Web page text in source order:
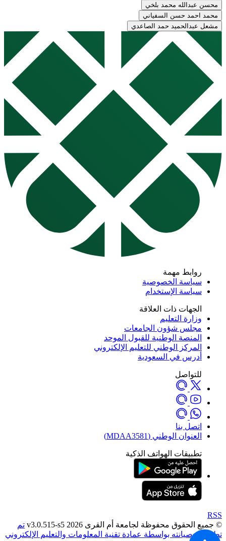
محسن عبدالله محمد بلخي
محمد احمد حسن السفياني
مشعل عبدالحميد حمد الصاعدي
روابط مهمة
سياسة الخصوصية
سياسة الإستخدام
الجهات ذات العلاقة
وزارة التعليم
مجلس شؤون الجامعات
المنصة الوطنية للقبول الموحد
المركز الوطني للتعليم الإلكتروني
أدرس في السعودية
للتواصل
اتصل بنا
العنوان الوطني (MDAA3581)
تطبيقات الهواتف الذكية
RSS
© جميع الحقوق محفوظة لجامعة أم القرى 2026 v3.0.515-s5
تم
تطويره وصيانته بواسطة عمادة تقنية المعلومات والتعليم الإلكتروني